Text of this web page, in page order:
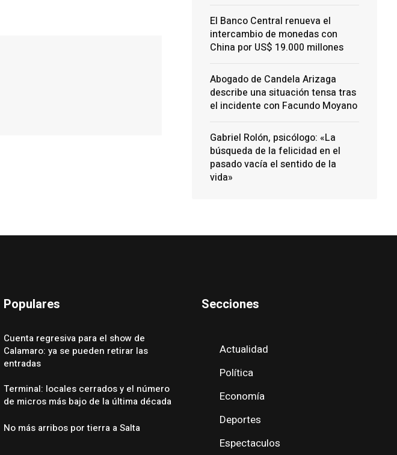
El Banco Central renueva el
intercambio de monedas con
China por US$ 19.000 millones
Abogado de Candela Arizaga
describe una situación tensa tras
el incidente con Facundo Moyano
Gabriel Rolón, psicólogo: «La
búsqueda de la felicidad en el
pasado vacía el sentido de la
vida»
Populares
Cuenta regresiva para el show de
Calamaro: ya se pueden retirar las
entradas
Terminal: locales cerrados y el número
de micros más bajo de la última década
No más arribos por tierra a Salta
Secciones
Actualidad
Política
Economía
Deportes
Espectaculos